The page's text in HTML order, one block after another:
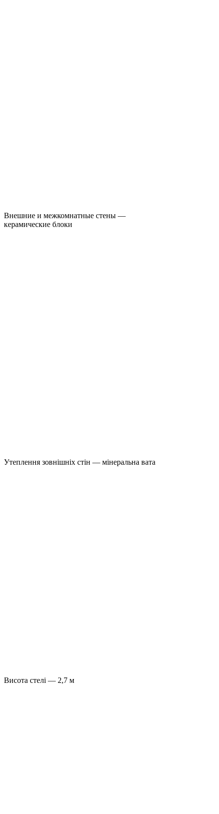
Внешние и межкомнатные стены —
керамические блоки
Утеплення зовнішніх стін — мінеральна вата
Висота стелі — 2,7 м